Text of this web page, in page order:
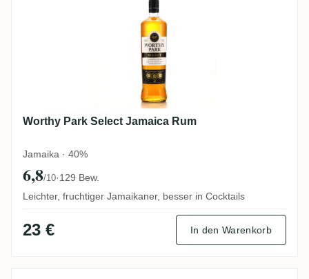
Worthy Park Select Jamaica Rum
Jamaika · 40%
6,8/10·129 Bew.
Leichter, fruchtiger Jamaikaner, besser in Cocktails
23 € In den Warenkorb